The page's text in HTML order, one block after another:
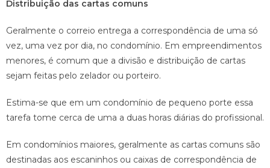
Distribuição das cartas comuns
Geralmente o correio entrega a correspondência de uma só
vez, uma vez por dia, no condomínio. Em empreendimentos
menores, é comum que a divisão e distribuição de cartas
sejam feitas pelo zelador ou porteiro.
Estima-se que em um condomínio de pequeno porte essa
tarefa tome cerca de uma a duas horas diárias do profissional.
Em condomínios maiores, geralmente as cartas comuns são
destinadas aos escaninhos ou caixas de correspondência de